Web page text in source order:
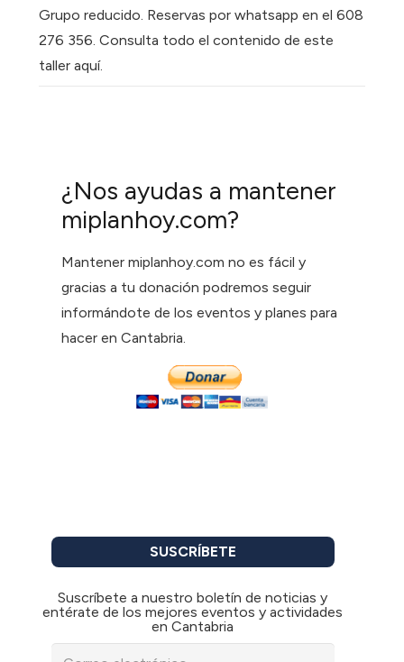
Grupo reducido. Reservas por whatsapp en el 608
276 356. Consulta todo el contenido de este
taller aquí.
¿Nos ayudas a mantener
miplanhoy.com?
Mantener miplanhoy.com no es fácil y
gracias a tu donación podremos seguir
informándote de los eventos y planes para
hacer en Cantabria.
SUSCRÍBETE
Suscríbete a nuestro boletín de noticias y
entérate de los mejores eventos y actividades
en Cantabria